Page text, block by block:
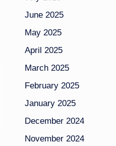
June 2025
May 2025
April 2025
March 2025
February 2025
January 2025
December 2024
November 2024